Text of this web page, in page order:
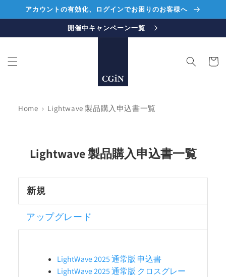
ンツに
進む
アカウントの有効化、ログインでお困りのお客様へ
開催中キャンペーン一覧
ー
Home › Lightwave 製品購入申込書一覧
Lightwave 製品購入申込書一覧
新規
アップグレード
LightWave 2025 通常版 申込書
LightWave 2025 通常版 クロスグレー